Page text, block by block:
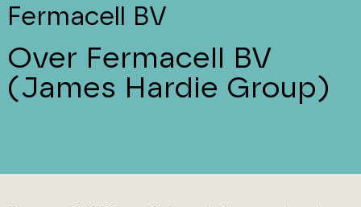
Fermacell BV
Over Fermacell BV
(James Hardie Group)